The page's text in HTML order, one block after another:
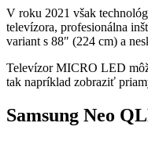
V roku 2021 však
televízora, profesionálna
variant s 88″ (224 cm) a
Televízor MICRO LED
tak napríklad zobraziť
Samsung Neo